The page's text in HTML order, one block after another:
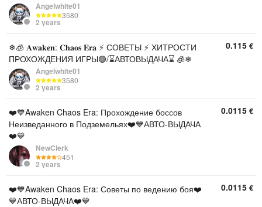
Angelwhite01
3580
2 years
❄🧊 𝐀𝐰𝐚𝐤𝐞𝐧: 𝐂𝐡𝐚𝐨𝐬 𝐄𝐫𝐚 ⚡ СОВЕТЫ ⚡ ХИТРОСТИ
ПРОХОЖДЕНИЯ ИГРЫ🟢/⌛АВТОВЫДАЧА⌛ 🧊❄
Angelwhite01
3580
2 years
0.115 €
❤️💙Awaken Chaos Era: Прохождение боссов
Неизведанного в Подземельях❤️💙АВТО-ВЫДАЧА
❤️💙
NewClerk
451
2 years
0.0115 €
❤️💙Awaken Chaos Era: Советы по ведению боя❤️
💙АВТО-ВЫДАЧА❤️💙
0.0115 €